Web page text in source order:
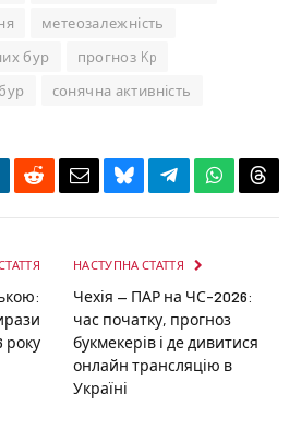
метеозалежність
бур
прогноз Kp
сонячна активність
RedditEmailBlueskyTelegramWhatsApp
року
НАСТУПНА СТАТТЯ
Чехія — ПАР на ЧС-2026:
час початку, прогноз
букмекерів і де дивитися
онлайн трансляцію в
Україні